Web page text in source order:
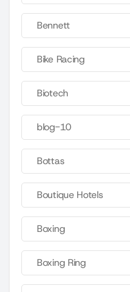
Bennett
Bike Racing
Biotech
blog-10
Bottas
Boutique Hotels
Boxing
Boxing Ring